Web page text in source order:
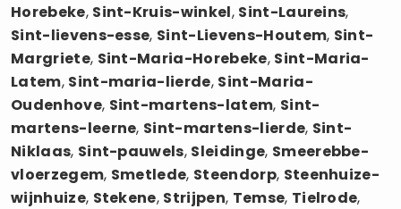
Horebeke, Sint-Kruis-winkel, Sint-Laureins,
Sint-lievens-esse, Sint-Lievens-Houtem, Sint-
Margriete, Sint-Maria-Horebeke, Sint-Maria-
Latem, Sint-maria-lierde, Sint-Maria-
Oudenhove, Sint-martens-latem, Sint-
martens-leerne, Sint-martens-lierde, Sint-
Niklaas, Sint-pauwels, Sleidinge, Smeerebbe-
vloerzegem, Smetlede, Steendorp, Steenhuize-
wijnhuize, Stekene, Strijpen, Temse, Tielrode,